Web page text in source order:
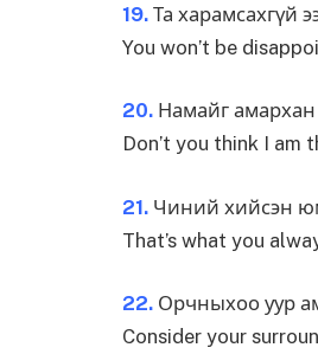
19. Та харамсахгүй
You won’t be
20. Намайг
Don’t you think I am
21. Чиний хийсэн
That’s what you
22. Орчныхоо уур
Consider your